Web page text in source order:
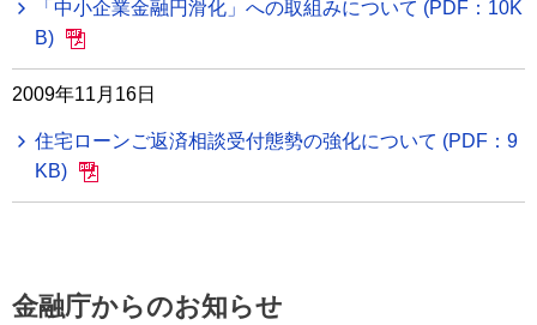
「中小企業金融円滑化」への取組みについて (PDF：10K
B)
2009年11月16日
住宅ローンご返済相談受付態勢の強化について (PDF：9
KB)
金融庁からのお知らせ